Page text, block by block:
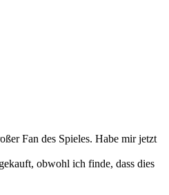
Fan des Spieles. Habe mir jetzt
obwohl ich finde, dass dies